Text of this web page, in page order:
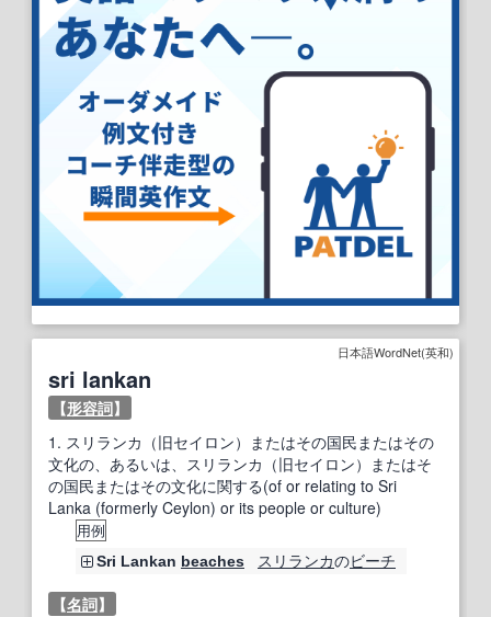
日本語WordNet(英和)
sri lankan
【形容詞】
1. スリランカ（旧セイロン）またはその国民またはその
文化の、あるいは、スリランカ（旧セイロン）またはそ
の国民またはその文化に関する(of or relating to Sri
Lanka (formerly Ceylon) or its people or culture)
用例
Sri Lankan beaches スリランカのビーチ
【名詞】